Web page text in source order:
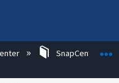
SnapCenter知